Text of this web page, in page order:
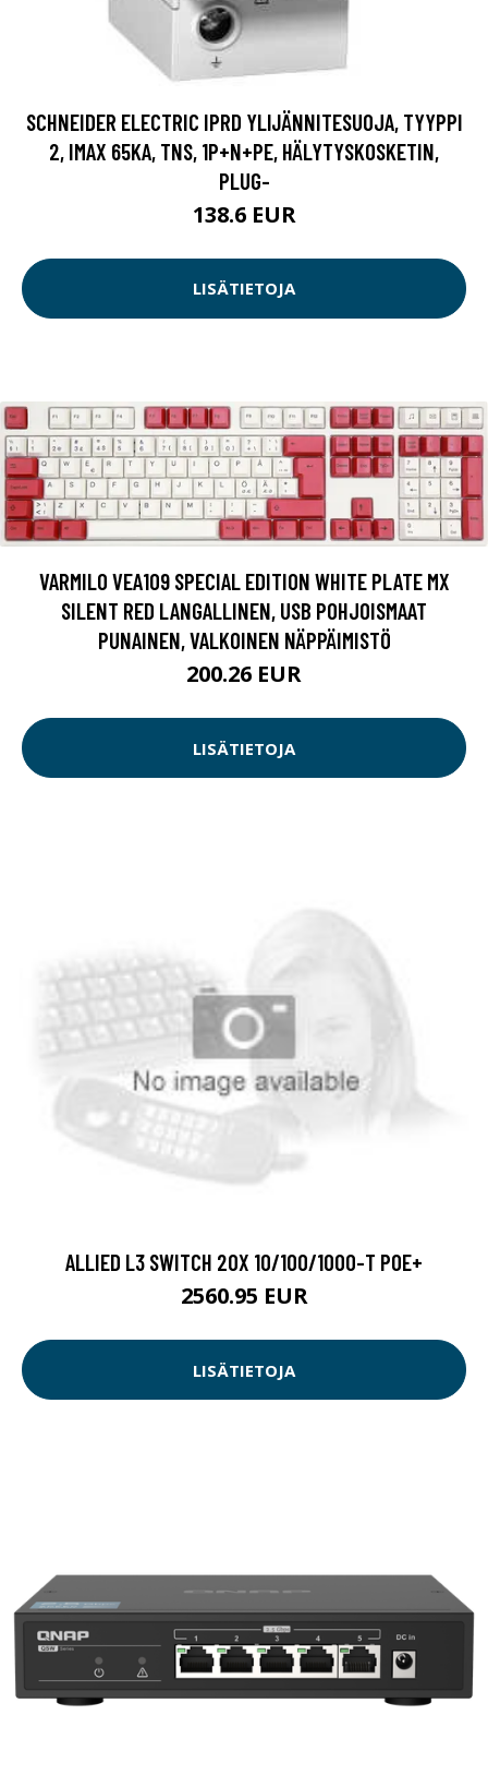
SCHNEIDER ELECTRIC IPRD YLIJÄNNITESUOJA, TYYPPI
2, IMAX 65KA, TNS, 1P+N+PE, HÄLYTYSKOSKETIN,
PLUG-
138.6 EUR
LISÄTIETOJA
VARMILO VEA109 SPECIAL EDITION WHITE PLATE MX
SILENT RED LANGALLINEN, USB POHJOISMAAT
PUNAINEN, VALKOINEN NÄPPÄIMISTÖ
200.26 EUR
LISÄTIETOJA
ALLIED L3 SWITCH 20X 10/100/1000-T POE+
2560.95 EUR
LISÄTIETOJA